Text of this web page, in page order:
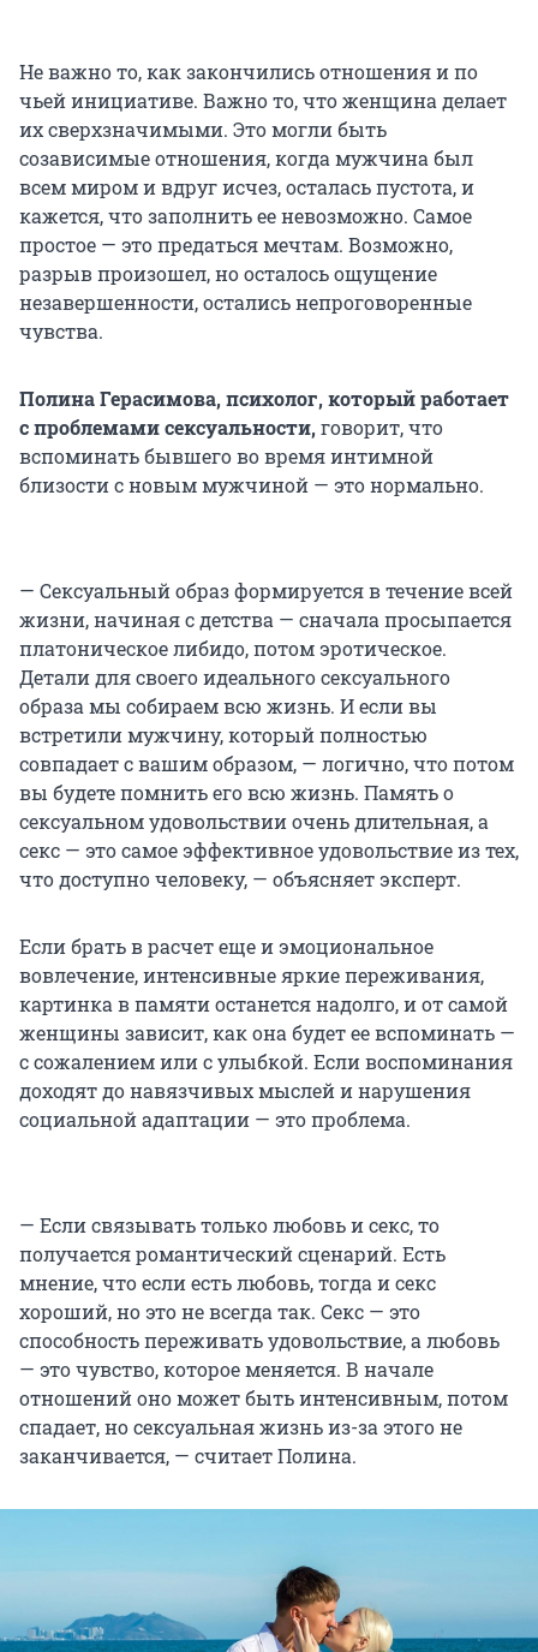
Не важно то, как закончились отношения и по
чьей инициативе. Важно то, что женщина делает
их сверхзначимыми. Это могли быть
созависимые отношения, когда мужчина был
всем миром и вдруг исчез, осталась пустота, и
кажется, что заполнить ее невозможно. Самое
простое — это предаться мечтам. Возможно,
разрыв произошел, но осталось ощущение
незавершенности, остались непроговоренные
чувства.
Полина Герасимова, психолог, который работает
с проблемами сексуальности,говорит, что
вспоминать бывшего во время интимной
близости с новым мужчиной — это нормально.
— Сексуальный образ формируется в течение всей
жизни, начиная с детства — сначала просыпается
платоническое либидо, потом эротическое.
Детали для своего идеального сексуального
образа мы собираем всю жизнь. И если вы
встретили мужчину, который полностью
совпадает с вашим образом, — логично, что потом
вы будете помнить его всю жизнь. Память о
сексуальном удовольствии очень длительная, а
секс — это самое эффективное удовольствие из тех,
что доступно человеку, — объясняет эксперт.
Если брать в расчет еще и эмоциональное
вовлечение, интенсивные яркие переживания,
картинка в памяти останется надолго, и от самой
женщины зависит, как она будет ее вспоминать —
с сожалением или с улыбкой. Если воспоминания
доходят до навязчивых мыслей и нарушения
социальной адаптации — это проблема.
— Если связывать только любовь и секс, то
получается романтический сценарий. Есть
мнение, что если есть любовь, тогда и секс
хороший, но это не всегда так. Секс — это
способность переживать удовольствие, а любовь
— это чувство, которое меняется. В начале
отношений оно может быть интенсивным, потом
спадает, но сексуальная жизнь из-за этого не
заканчивается, — считает Полина.